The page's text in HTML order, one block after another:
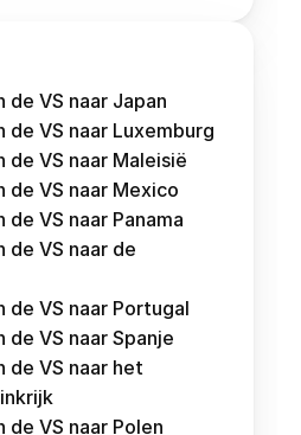
de VS naar Japan
de VS naar Luxemburg
de VS naar Maleisië
de VS naar Mexico
de VS naar Panama
de VS naar de
de VS naar Portugal
de VS naar Spanje
de VS naar het
de VS naar Polen